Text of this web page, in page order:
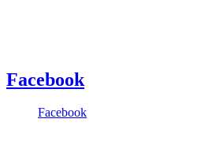
Facebook
Facebook